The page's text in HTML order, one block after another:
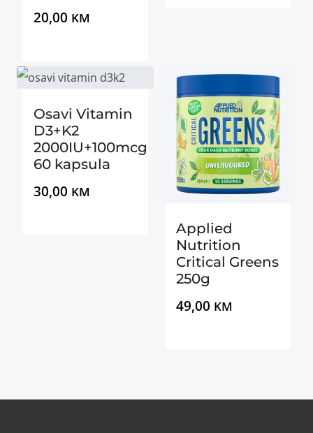
20,00 KM
Osavi Vitamin
D3+K2
2000IU+100mcg
60 kapsula
30,00 KM
Applied
Nutrition
Critical Greens
250g
49,00 KM